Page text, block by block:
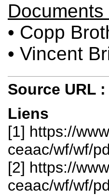
• Copp
• Vincent
Source URL :
Liens
[1] https://
ceaac/wf/wf/
[2] https://
ceaac/wf/wf/